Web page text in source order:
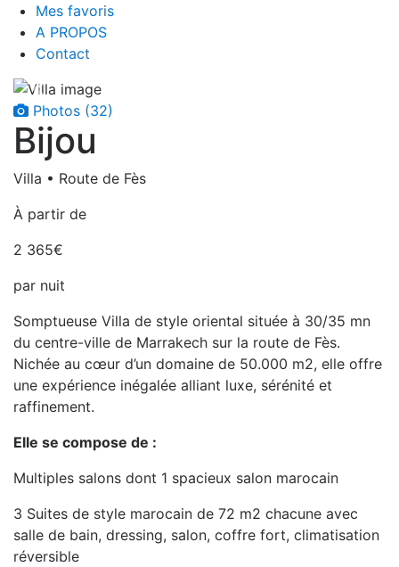
Mes favoris
A PROPOS
Contact
Photos (32)
Bijou
Villa • Route de Fès
À partir de
2 365€
par nuit
Somptueuse Villa de style oriental située à 30/35 mn
du centre-ville de Marrakech sur la route de Fès.
Nichée au cœur d’un domaine de 50.000 m2, elle offre
une expérience inégalée alliant luxe, sérénité et
raffinement.
Elle se compose de :
Multiples salons dont 1 spacieux salon marocain
3 Suites de style marocain de 72 m2 chacune avec
salle de bain, dressing, salon, coffre fort, climatisation
réversible